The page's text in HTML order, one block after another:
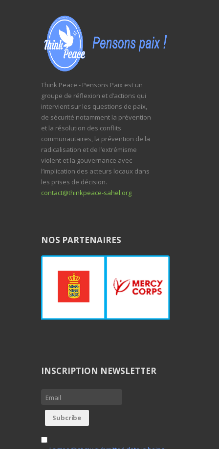
Think Peace - Pensons Paix est un
groupe de réflexion et d’actions qui
intervient sur les questions de paix,
de sécurité notamment la prévention
et la résolution des conflits
communautaires, la prévention de la
radicalisation et de l’extrémisme
violent et la gouvernance avec
l’implication des acteurs locaux dans
les prises de décision.
contact@thinkpeace-sahel.org
NOS PARTENAIRES
INSCRIPTION NEWSLETTER